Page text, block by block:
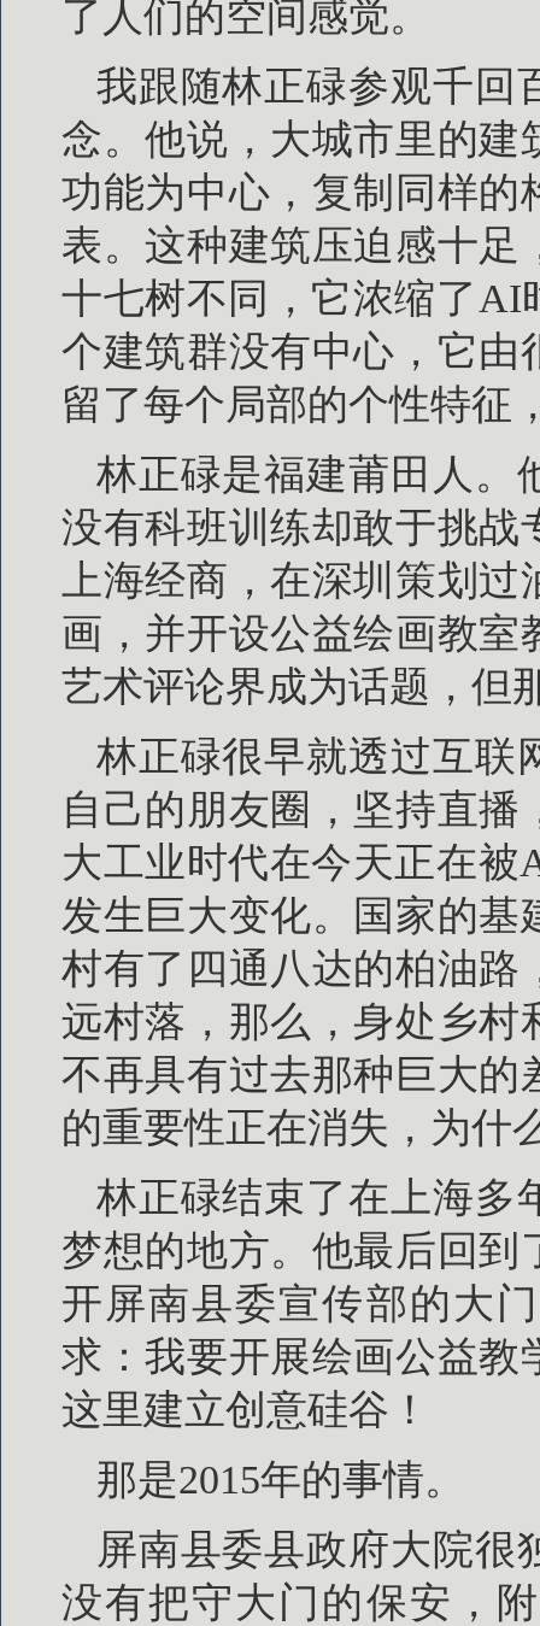
了人们的空间感觉。
我跟随林正碌参观千回
念。他说，大城市里的
功能为中心，复制同样的
表。这种建筑压迫感十
十七树不同，它浓缩了AI
个建筑群没有中心，它由
留了每个局部的个性特征
林正碌是福建莆田人。
没有科班训练却敢于挑战
上海经商，在深圳策划
画，并开设公益绘画教
艺术评论界成为话题，但
林正碌很早就透过互联
自己的朋友圈，坚持直
大工业时代在今天正在
发生巨大变化。国家的
村有了四通八达的柏油路
远村落，那么，身处乡村
不再具有过去那种巨大的
的重要性正在消失，为什
林正碌结束了在上海多
梦想的地方。他最后回
开屏南县委宣传部的大
求：我要开展绘画公益教
这里建立创意硅谷！
那是2015年的事情。
屏南县委县政府大院很
没有把守大门的保安，